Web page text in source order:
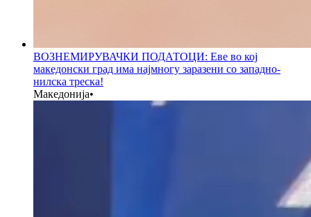
ВОЗНЕМИРУВАЧКИ ПОДАТОЦИ: Еве во кој
македонски град има најмногу заразени со западно-
нилска треска!
Македонија•